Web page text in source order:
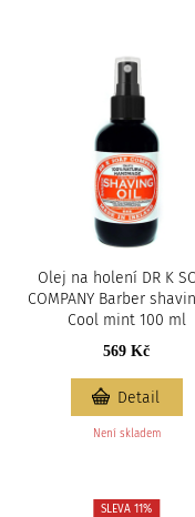
Olej na holení DR K
COMPANY Barber
Cool mint 100 ml
569 Kč
Není skladem
Detail
SLEVA 11%